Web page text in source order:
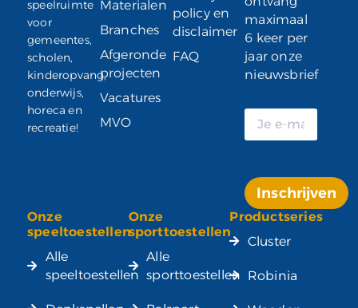
speelruimte
voor
gemeentes,
scholen,
kinderopvang,
onderwijs,
horeca en
recreatie!
Materialen
Branches
Afgeronde
projecten
Vacatures
MVO
policy en
disclaimer
FAQ
maximaal
6 keer per
jaar onze
nieuwsbrief
Inschrijven
Alternative:
Onze
speeltoestellen
Alle
speeltoestellen
Onze
sporttoestellen
Alle
sporttoestellen
Productseries
Cluster
Robinia